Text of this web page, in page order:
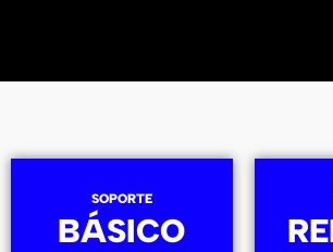
SOPORTE
BÁSICO